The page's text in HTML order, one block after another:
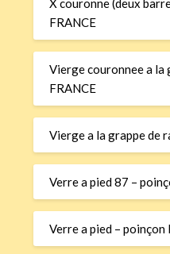
FRANCE
Vierge couronnee a la
FRANCE
Vierge a la grappe de
Verre a pied 87 –
Verre a pied – poinçon